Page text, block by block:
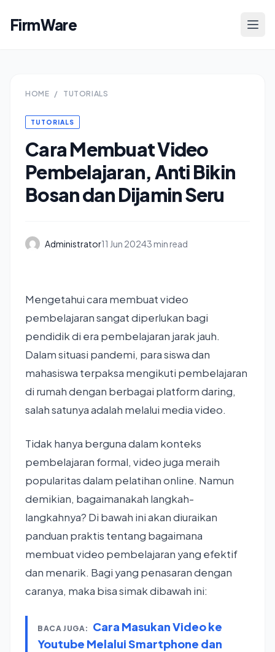
FirmWare
HOME / TUTORIALS
TUTORIALS
Cara Membuat Video
Pembelajaran, Anti Bikin
Bosan dan Dijamin Seru
Administrator11 Jun 20243 min read
Mengetahui cara membuat video
pembelajaran sangat diperlukan bagi
pendidik di era pembelajaran jarak jauh.
Dalam situasi pandemi, para siswa dan
mahasiswa terpaksa mengikuti pembelajaran
di rumah dengan berbagai platform daring,
salah satunya adalah melalui media video.
Tidak hanya berguna dalam konteks
pembelajaran formal, video juga meraih
popularitas dalam pelatihan online. Namun
demikian, bagaimanakah langkah-
langkahnya? Di bawah ini akan diuraikan
panduan praktis tentang bagaimana
membuat video pembelajaran yang efektif
dan menarik. Bagi yang penasaran dengan
caranya, maka bisa simak dibawah ini:
BACA JUGA:
Cara Masukan Video ke
Youtube Melalui Smartphone dan